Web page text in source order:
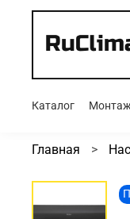
Каталог
Главная